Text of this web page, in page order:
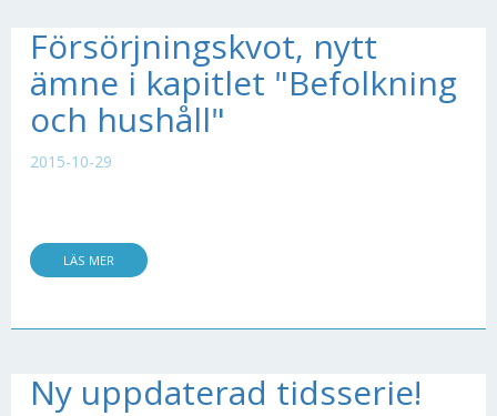
Försörjningskvot, nytt
ämne i kapitlet "Befolkning
och hushåll"
2015-10-29
LÄS MER
Ny uppdaterad tidsserie!